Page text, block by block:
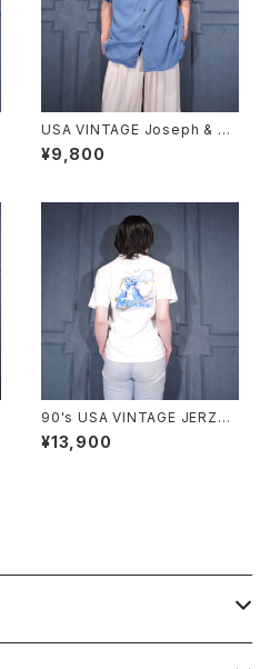
USA VINTAGE Joseph & Fe
iss OPEN COLLAR HALF SL
EEVE SILK SHIRT/アメリカ古
¥9,800
90's USA VINTAGE JERZEE
S CAPCOM MEGA MAN PRI
NT DESIGN T SHIRT/90年
¥13,900